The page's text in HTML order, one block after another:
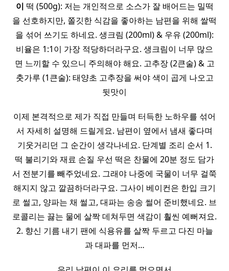
이 떡 (500g): 저는 개인적으로 소스가 잘 배어드는 밀떡
을 선호하지만, 쫄깃한 식감을 좋아하는 남편을 위해 쌀떡
을 섞어 쓰기도 하네요. 생크림 (200ml) & 우유 (200ml):
비율은 1:1이 가장 적당하더라구요. 생크림이 너무 많으
면 느끼할 수 있으니 주의해야 해요. 고추장 (2큰술) & 고
춧가루 (1큰술): 태양초 고추장을 써야 색이 곱게 나오고
뒷맛이
이제 본격적으로 제가 직접 만들며 터득한 노하우를 섞어
서 자세히 설명해 드릴게요. 남편이 옆에서 냄새 좋다며
기웃거리던 그 순간이 생각나네요. 단계별 조리 순서 1.
떡 불리기와 재료 손질 우선 떡은 찬물에 20분 정도 담가
서 전분기를 빼주었네요. 그래야 나중에 국물이 너무 걸쭉
해지지 않고 깔끔하더라구요. 그사이 베이컨은 한입 크기
로 썰고, 양파는 채 썰고, 대파는 송송 썰어 준비했네요. 브
로콜리는 끓는 물에 살짝 데쳐두면 색감이 훨씬 예뻐져요.
2. 향신 기름 내기 팬에 식용유를 살짝 두르고 다진 마늘
과 대파를 먼저…